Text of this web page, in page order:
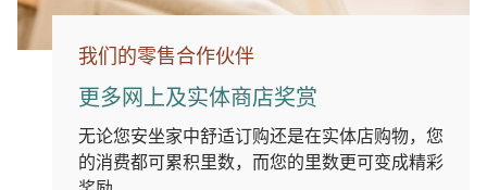
我们的零售合作伙伴
更多网上及实体商店奖赏
无论您安坐家中舒适订购还是在实体店购物，您
的消费都可累积里数，而您的里数更可变成精彩